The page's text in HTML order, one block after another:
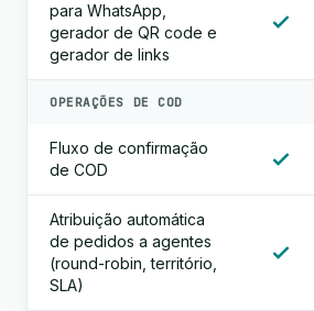
para WhatsApp,
gerador de QR code e
gerador de links
OPERAÇÕES DE COD
Fluxo de confirmação
de COD
Atribuição automática
de pedidos a agentes
(round-robin, território,
SLA)